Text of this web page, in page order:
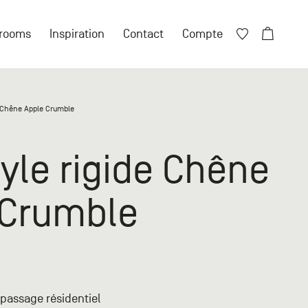
Inspiration Contact Compte
Apple Crumble
rigide Chêne
résidentiel
compte particulier